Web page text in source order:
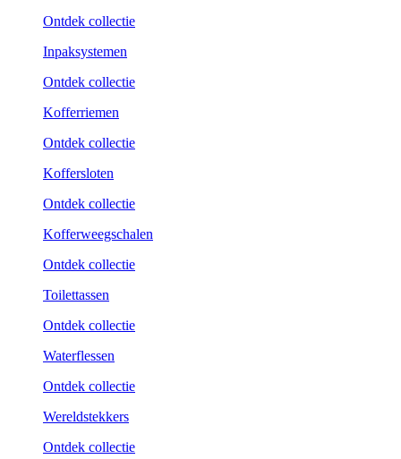
Ontdek collectie
Inpaksystemen
Ontdek collectie
Kofferriemen
Ontdek collectie
Koffersloten
Ontdek collectie
Kofferweegschalen
Ontdek collectie
Toilettassen
Ontdek collectie
Waterflessen
Ontdek collectie
Wereldstekkers
Ontdek collectie